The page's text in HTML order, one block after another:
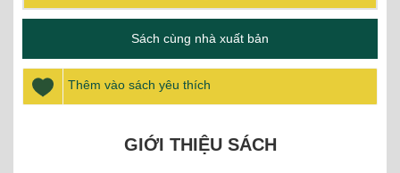
Sách cùng nhà xuất bản
Thêm vào sách yêu thích
GIỚI THIỆU SÁCH